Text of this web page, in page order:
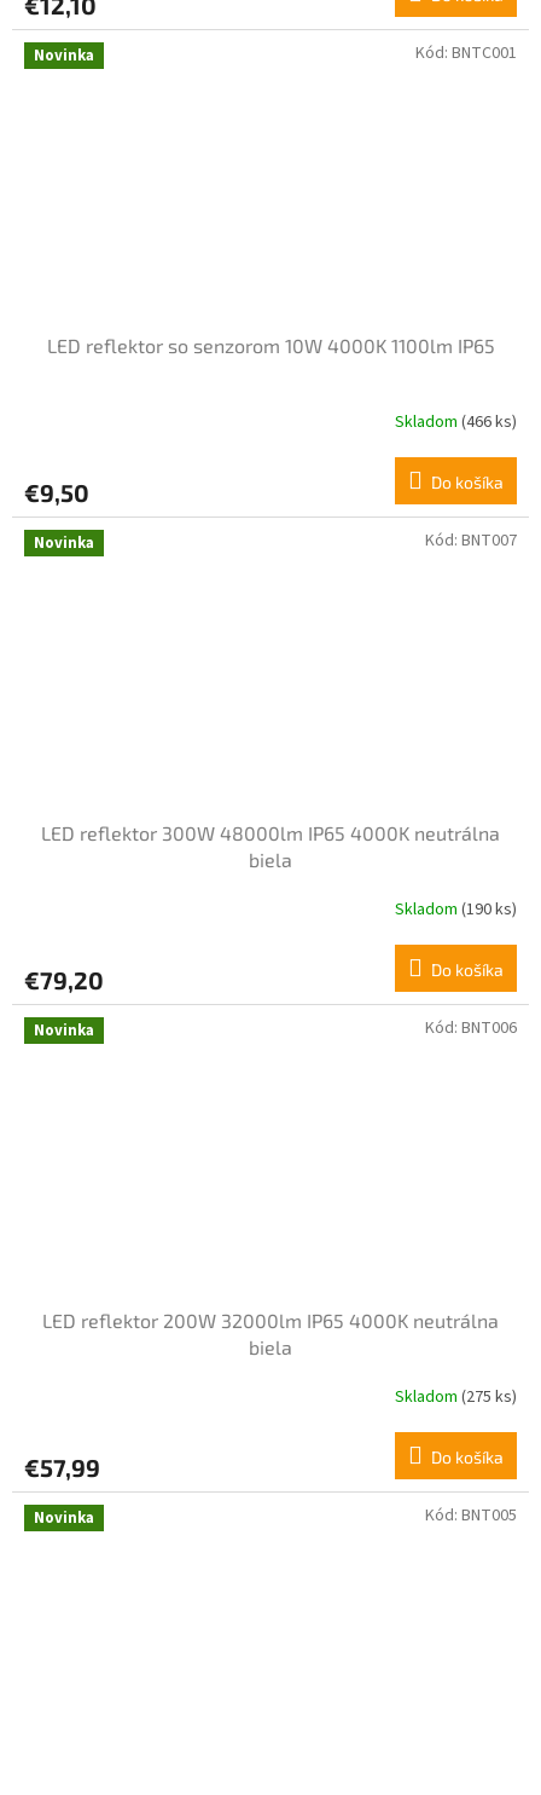
Novinka
LED reflektor so senzorom 10W 4000K 1100lm IP65
Skladom (466 ks)
€9,50 Do košíka
Kód: BNTC001
Novinka
LED reflektor 300W 48000lm IP65 4000K neutrálna
biela
Skladom (190 ks)
€79,20 Do košíka
Kód: BNT007
Novinka
LED reflektor 200W 32000lm IP65 4000K neutrálna
biela
Skladom (275 ks)
€57,99 Do košíka
Kód: BNT006
Novinka Kód: BNT005